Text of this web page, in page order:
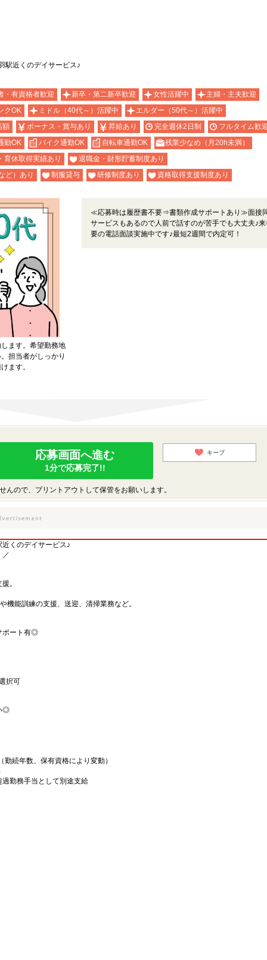
近くのデイサービス♪
・有資格者歓迎 新卒・第二新卒歓迎 女性活躍中
主婦・主夫歓迎
クOK
ミドル（40代～）活躍中
エルダー（50代～）活躍中
額
ボーナス・賞与あり 昇給あり 完全週休2日制
フルタイム歓
勤OK
バイク通勤OK 自転車通勤OK
残業少なめ（月20h未満）
育休取得実績あり
退職金・財形貯蓄制度あり
ど）あり
制服貸与 研修制度あり 資格取得支援制度あり
ます。希望勤務地
担当者がしっかり
ます。
≪応募時は履歴書不要⇒書類作成サポートあり≫面接
サービスもあるので人前で話すのが苦手でも大丈夫♪来
要の電話面談実施中です♪最短2週間で内定可！
応募画面へ進む
1分で応募完了!!
キープ
ので、プリントアウトして保管をお願いします。
くのデイサービス♪
／
。
機能訓練の支援、送迎、清掃業務など。
ポート有◎
択可
◎
続年数、保有資格により変動）
勤務手当として別途支給